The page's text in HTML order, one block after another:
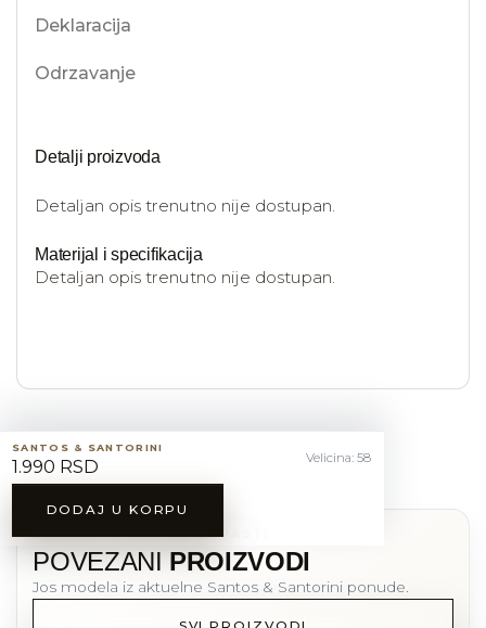
Deklaracija
Odrzavanje
Detalji proizvoda
Detaljan opis trenutno nije dostupan.
Materijal i specifikacija
Detaljan opis trenutno nije dostupan.
SANTOS & SANTORINI
1.990 RSD Velicina: 58
DODAJ U KORPU
MOZDA CE VAM SE DOPASTI
POVEZANIPROIZVODI
Jos modela iz aktuelne Santos & Santorini ponude.